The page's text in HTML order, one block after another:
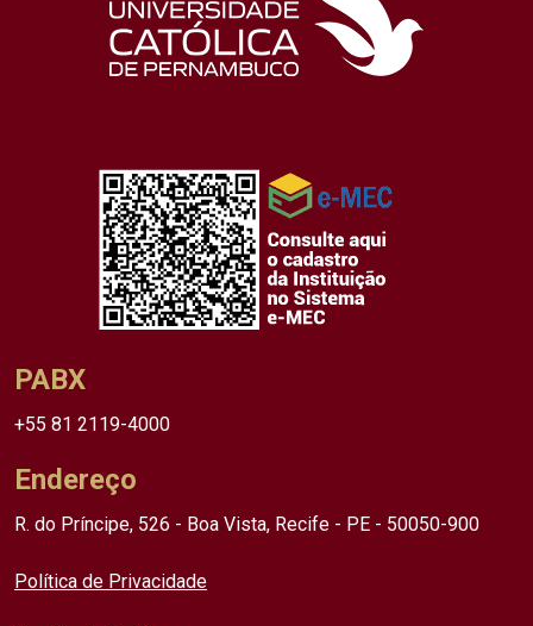
PABX
+55 81 2119-4000
Endereço
R. do Príncipe, 526 - Boa Vista, Recife - PE - 50050-900
Política de Privacidade